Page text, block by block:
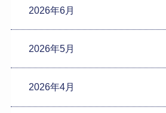
2026年6月
2026年5月
2026年4月